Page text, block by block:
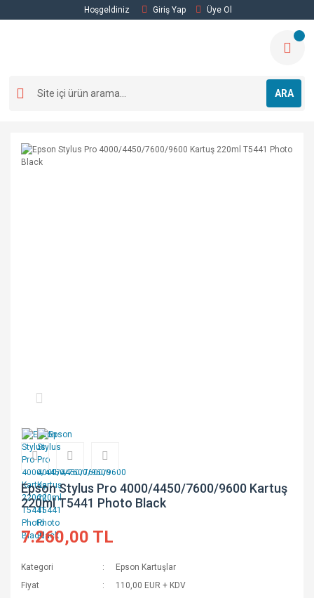
Hoşgeldiniz Giriş Yap Üye Ol
ARA
Epson Stylus Pro 4000/4450/7600/9600 Kartuş
220ml T5441 Photo Black
7.260,00 TL
Kategori
Epson Kartuşlar
Fiyat
110,00 EUR + KDV